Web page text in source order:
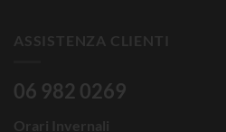
ASSISTENZA CLIENTI
06 982 0269
Orari Invernali